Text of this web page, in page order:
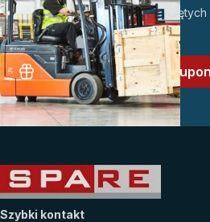
promocji oraz lista produktów
regulaminie promocji.
Załóż konto i odbierz kupon
Szybki kontakt